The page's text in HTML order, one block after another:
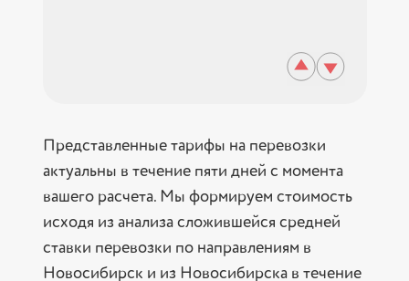
Представленные тарифы на перевозки
актуальны в течение пяти дней с момента
вашего расчета. Мы формируем стоимость
исходя из анализа сложившейся средней
ставки перевозки по направлениям в
Новосибирск и из Новосибирска в течение